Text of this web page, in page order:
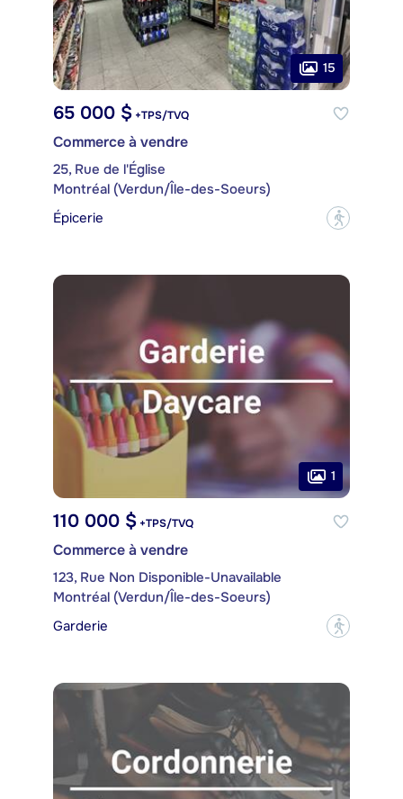
15
65 000 $ +TPS/TVQ
Commerce à vendre
25, Rue de l'Église
Montréal (Verdun/Île-des-Soeurs)
Épicerie
?
1
110 000 $ +TPS/TVQ
Commerce à vendre
123, Rue Non Disponible-Unavailable
Montréal (Verdun/Île-des-Soeurs)
Garderie
?